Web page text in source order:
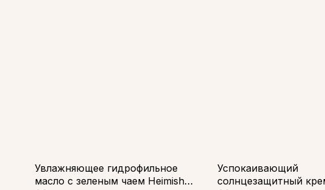
Увлажняющее гидрофильное
масло с зеленым чаем Heimish
Успокаивающий
солнцезащитный